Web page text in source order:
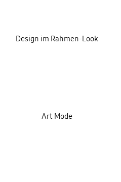
Design im Rahmen-Look
Art Mode